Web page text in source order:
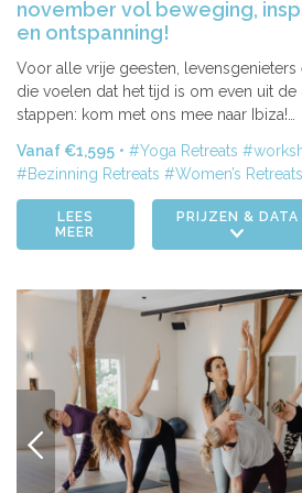
november vol beweging,
en ontspanning!
Voor alle vrije geesten,
die voelen dat het tijd is om even uit
stappen: kom met ons mee naar Ibiza!…
Vanaf €1,595 Yoga Retreats
Bezinning Retreats
Women’s Retreats
LEES
MEER
PRIJZEN & DATA
VORIGE